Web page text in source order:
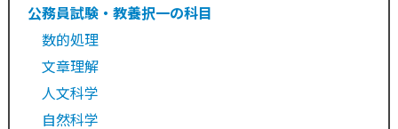
公務員試験・教養択一の科目
数的処理
文章理解
人文科学
自然科学